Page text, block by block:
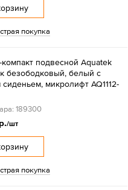
покупка
компакт подвесной Aquatek
безободковый, белый с
сиденьем, микролифт AQ1112-
189300
/шт
покупка